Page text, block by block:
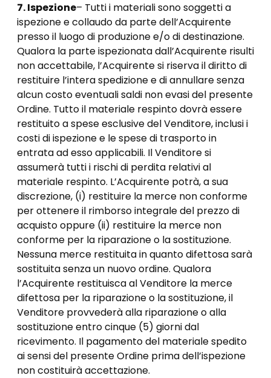
7. Ispezione– Tutti i materiali sono soggetti a
ispezione e collaudo da parte dell’Acquirente
presso il luogo di produzione e/o di destinazione.
Qualora la parte ispezionata dall’Acquirente risulti
non accettabile, l’Acquirente si riserva il diritto di
restituire l’intera spedizione e di annullare senza
alcun costo eventuali saldi non evasi del presente
Ordine. Tutto il materiale respinto dovrà essere
restituito a spese esclusive del Venditore, inclusi i
costi di ispezione e le spese di trasporto in
entrata ad esso applicabili. Il Venditore si
assumerà tutti i rischi di perdita relativi al
materiale respinto. L’Acquirente potrà, a sua
discrezione, (i) restituire la merce non conforme
per ottenere il rimborso integrale del prezzo di
acquisto oppure (ii) restituire la merce non
conforme per la riparazione o la sostituzione.
Nessuna merce restituita in quanto difettosa sarà
sostituita senza un nuovo ordine. Qualora
l’Acquirente restituisca al Venditore la merce
difettosa per la riparazione o la sostituzione, il
Venditore provvederà alla riparazione o alla
sostituzione entro cinque (5) giorni dal
ricevimento. Il pagamento del materiale spedito
ai sensi del presente Ordine prima dell’ispezione
non costituirà accettazione.